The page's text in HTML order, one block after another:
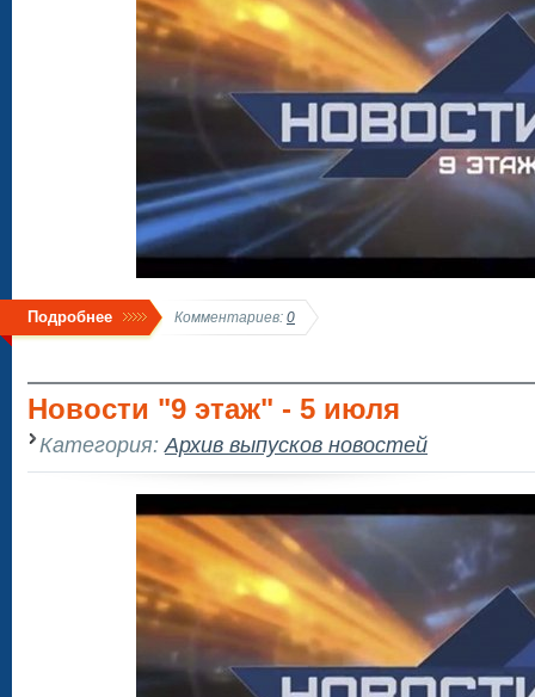
Подробнее Комментариев: 0
Новости "9 этаж" - 5 июля
Категория: Архив выпусков новостей